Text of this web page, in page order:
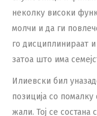
неколку високи
молчи и да ги
го дисциплинираат
затоа што има
Илиевски бил
позиција со
жали. Тој се состана